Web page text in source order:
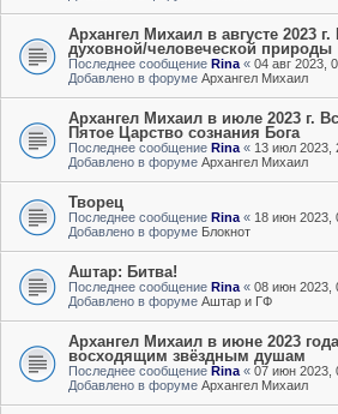
Архангел Михаил в августе 2023
духовной/человеческой природы
Последнее сообщение Rina « 04 авг 2023,
Добавлено в форуме Архангел Михаил
Архангел Михаил в июле 2023 г.
Пятое Царство сознания Бога
Последнее сообщение Rina « 13 июл 2023,
Добавлено в форуме Архангел Михаил
Творец
Последнее сообщение Rina « 18 июн 2023,
Добавлено в форуме Блокнот
Аштар: Битва!
Последнее сообщение Rina « 08 июн 2023,
Добавлено в форуме Аштар и ГФ
Архангел Михаил в июне 2023
восходящим звёздным душам
Последнее сообщение Rina « 07 июн 2023,
Добавлено в форуме Архангел Михаил